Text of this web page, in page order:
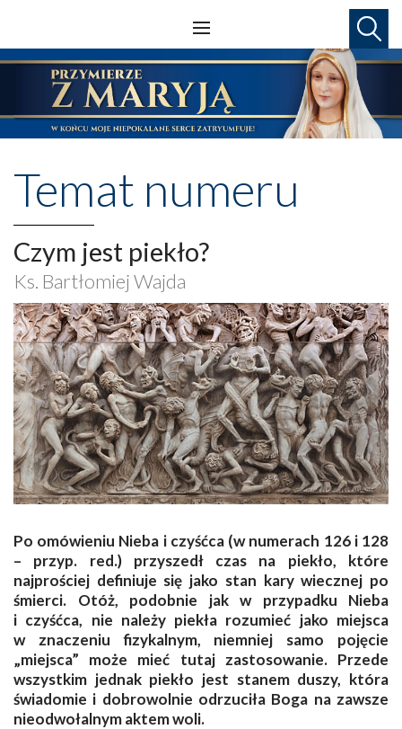
Temat numeru
Czym jest piekło?
Ks. Bartłomiej Wajda
Po omówieniu Nieba i czyśćca (w numerach 126 i 128
– przyp. red.) przyszedł czas na piekło, które
najprościej definiuje się jako stan kary wiecznej po
śmierci. Otóż, podobnie jak w przypadku Nieba
i czyśćca, nie należy piekła rozumieć jako miejsca
w znaczeniu fizykalnym, niemniej samo pojęcie
„miejsca” może mieć tutaj zastosowanie. Przede
wszystkim jednak piekło jest stanem duszy, która
świadomie i dobrowolnie odrzuciła Boga na zawsze
nieodwołalnym aktem woli.